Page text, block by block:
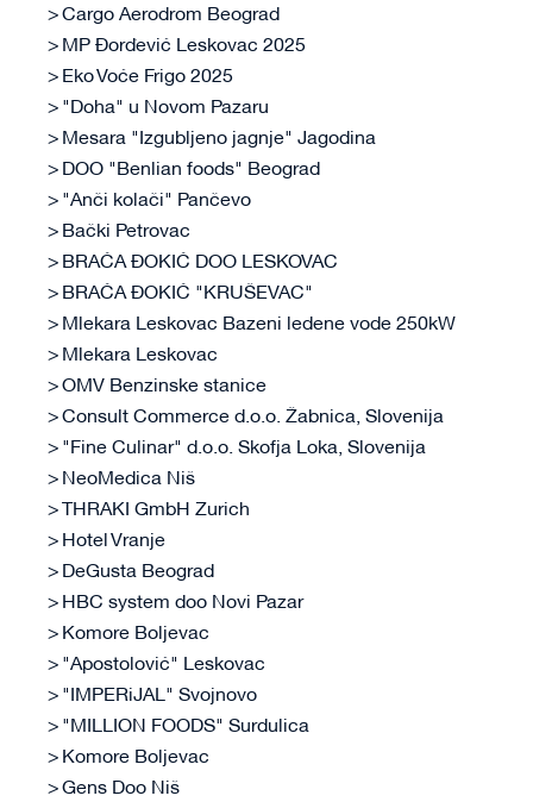
Cargo Aerodrom Beograd
MP Đorđević Leskovac 2025
Eko Voće Frigo 2025
"Doha" u Novom Pazaru
Mesara "Izgubljeno jagnje" Jagodina
DOO "Benlian foods" Beograd
"Anči kolači" Pančevo
Bački Petrovac
BRAĆA ĐOKIĆ DOO LESKOVAC
BRAĆA ĐOKIĆ "KRUŠEVAC"
Mlekara Leskovac Bazeni ledene vode 250kW
Mlekara Leskovac
OMV Benzinske stanice
Consult Commerce d.o.o. Žabnica, Slovenija
"Fine Culinar" d.o.o. Skofja Loka, Slovenija
NeoMedica Niš
THRAKI GmbH Zurich
Hotel Vranje
DeGusta Beograd
HBC system doo Novi Pazar
Komore Boljevac
"Apostolović" Leskovac
"IMPERiJAL" Svojnovo
"MILLION FOODS" Surdulica
Komore Boljevac
Gens Doo Niš